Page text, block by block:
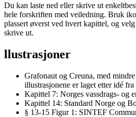
Du kan laste ned eller skrive ut
hele forskriften med veiledning. Bruk
plassert øverst ved hvert kapittel, og
skrive ut.
llustrasjoner
Grafonaut og Creuna, med
illustrasjonene er laget etter idé
Kapittel 7: Norges vassdrags- og
Kapittel 14: Standard Norge og
§ 13-15 Figur 1: SINTEF